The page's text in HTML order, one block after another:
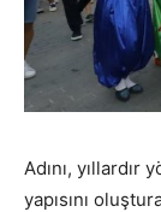
Adını, yıllardır
yapısını